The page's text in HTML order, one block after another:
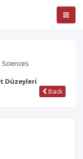
Düzeyleri
Back